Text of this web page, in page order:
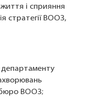
і сприяння
стратегії ВООЗ,
бюро ВООЗ;